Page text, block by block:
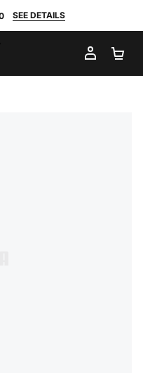
SEE DETAILS
MI